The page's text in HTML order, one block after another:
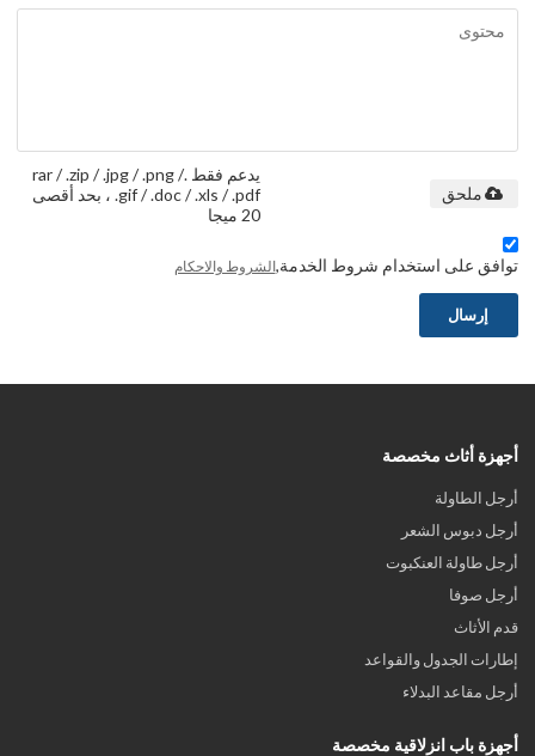
يدعم فقط .rar / .zip / .jpg / .png /
.gif / .doc / .xls / .pdf ، بحد أقصى
20 ميجا
ملحق
توافق على استخدام شروط الخدمة,الشروط والاحكام
إرسال
أجهزة أثاث مخصصة
أرجل الطاولة
أرجل دبوس الشعر
أرجل طاولة العنكبوت
أرجل صوفا
قدم الأثاث
إطارات الجدول والقواعد
أرجل مقاعد البدلاء
أجهزة باب انزلاقية مخصصة